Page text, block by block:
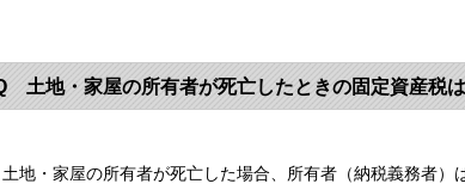
土地・家屋の所有者が死亡したときの固定資産税
・家屋の所有者が死亡した場合、所有者（納税義務者）